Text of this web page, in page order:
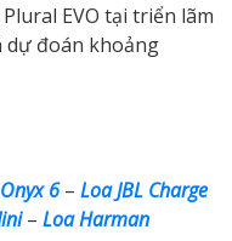
EVO tại triển lãm
dự đoán khoảng
6– Loa JBL Charge
– Loa Harman